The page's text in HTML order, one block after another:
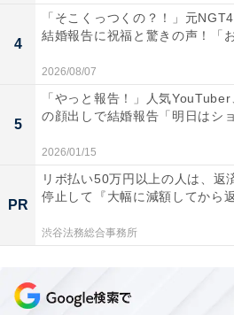
4
「そこくっつくの？！」元
結婚報告に祝福と驚きの声！「
2026/08/07
5
「やっと報告！」人気
の顔出しで結婚報告「明日はシ
2026/01/15
PR
リボ払い50万円以上の人は、返
停止して『大幅に減額してから
渋谷法務総合事務所